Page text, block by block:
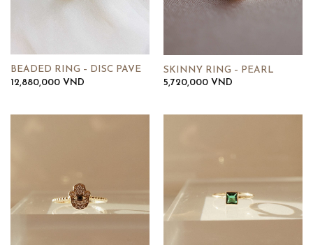
BEADED RING – DISC PAVE
12,880,000 VND
SKINNY RING – PEARL
5,720,000 VND